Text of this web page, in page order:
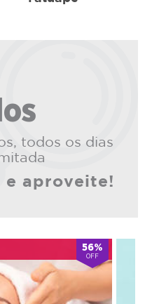
todos os dias
e aproveite!
64%
OFF